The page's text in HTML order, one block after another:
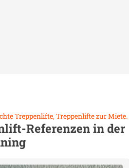
Treppenlifte, Treppenlifte zur Miete.
Referenzen in der